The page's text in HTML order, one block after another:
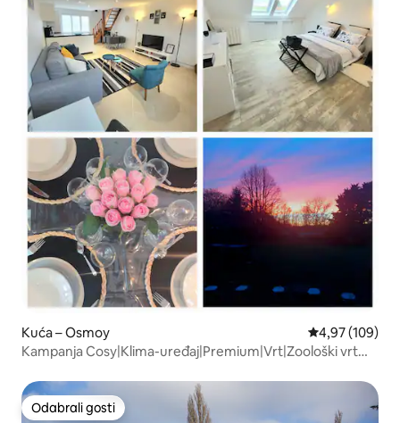
Kuća – Osmoy Prosječna
4,97 (109)
Kampanja Cosy|Klima-uređaj|Premium|Vrt|Zoološki vrt
Odabrali gosti
Odabrali gosti